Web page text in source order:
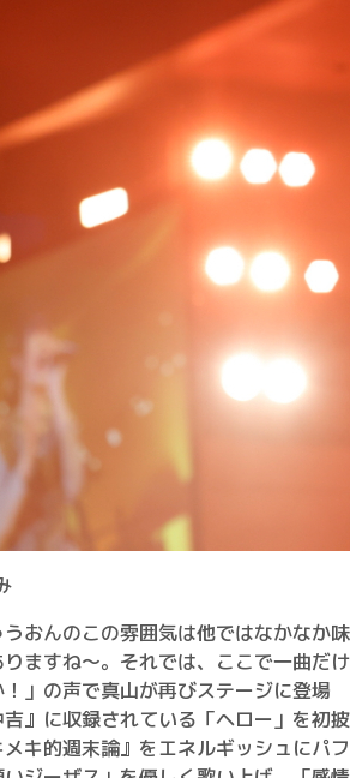
おんのこの雰囲気は他ではなかなか味
ますね～。それでは、ここで一曲だけ
」の声で真山が再びステージに登場
』に収録されている「ヘロー」を初披
キ的週末論』をエネルギッシュにパフ